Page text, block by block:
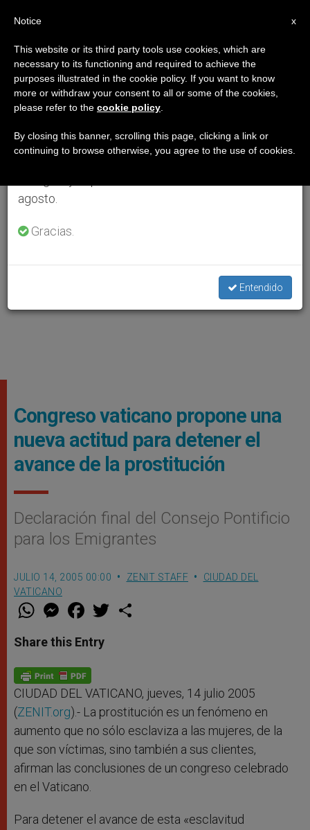
Congreso vaticano propone una
nueva actitud para detener el
avance de la prostitución
Declaración final del Consejo Pontificio
para los Emigrantes
JULIO 14, 2005 00:00 ZENIT STAFF
CIUDAD DEL
VATICANO
W
t
s
p
p
M
e
s
e
g
e
r
F
a
e
b
o
k
w
Share this Entry
CIUDAD DEL VATICANO, jueves, 14 julio 2005
(ZENIT.org).- La prostitución es un fenómeno en
aumento que no sólo esclaviza a las mujeres, de la
que son víctimas, sino también a sus clientes,
afirman las conclusiones de un congreso celebrado
en el Vaticano.
Para detener el avance de esta «esclavitud
×
Aviso importante
Del 27 de julio al 7 de agosto haremos la pausa
anual, aprovechando que en el periodo de verano
se generan menos informaciones y también el
agosto.
Gracias.
Entendido
x
Notice
This website or its third party tools use cookies, which are
necessary to its functioning and required to achieve the
purposes illustrated in the cookie policy. If you want to know
more or withdraw your consent to all or some of the cookies,
please refer to the cookie policy
By closing this banner, scrolling this page, clicking a link or
continuing to browse otherwise, you agree to the use of cookies.